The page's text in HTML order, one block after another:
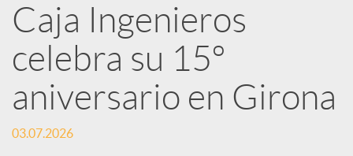
R
e
d
Caja Ingenieros
celebra su 15º
aniversario en Girona
03.07.2026